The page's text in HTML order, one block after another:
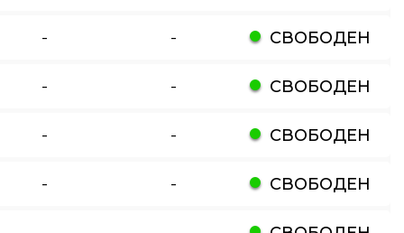
- - СВОБОДЕН
- - СВОБОДЕН
- - СВОБОДЕН
- - СВОБОДЕН